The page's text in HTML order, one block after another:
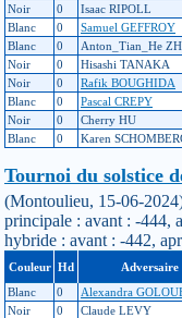
Noir
0 Isaac RIPOLL
Blanc
0 Samuel GEFFROY
Blanc
0 Anton_Tian_He
Noir
0 Hisashi TANAKA
Noir
0 Rafik BOUGHIDA
Blanc
0 Pascal CREPY
Noir
0 Cherry HU
Blanc
0 Karen
Tournoi du solstice
(Montoulieu, 15-06-
principale : avant : -444,
hybride : avant : -442,
Couleur Hd Adversaire
Blanc
0 Alexandra
Noir
0 Claude LEVY